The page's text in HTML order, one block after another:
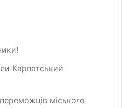
Карпатський
міського